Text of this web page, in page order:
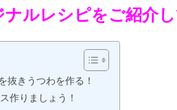
ナルレシピをご紹介
きうつわを作る！
作りましょう！